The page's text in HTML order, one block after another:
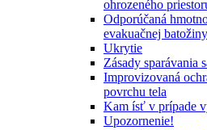
ohrozeného
Odporúčaná
evakuačnej batožiny
Ukrytie
Zásady sparávania
Improvizovaná
povrchu tela
Kam ísť v prípade
Upozornenie!